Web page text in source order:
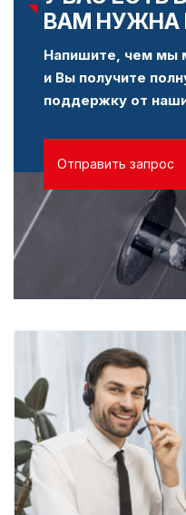
ВАМ
Напишите, чем мы
и Вы получите
поддержку от
Отправить запрос